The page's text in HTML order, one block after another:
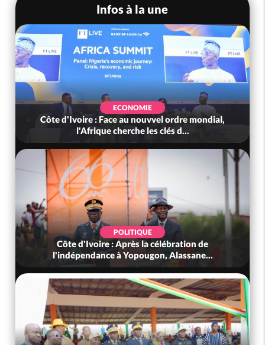
Infos à la une
ECONOMIE
Côte d'Ivoire : Face au nouvvel ordre mondial,
l'Afrique cherche les clés d...
POLITIQUE
Côte d'Ivoire : Après la célébration de
l'indépendance à Yopougon, Alassane...